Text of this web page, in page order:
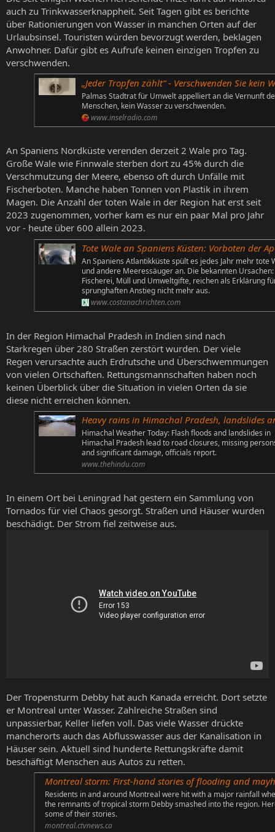
auch zu Trinkwasserknappheit. Seit Tagen gibt es berichte
über Rationierungen von Wasser in manchen Orten auf der
Urlaubsinsel. Touristen würden bevorzugt werden, beklagen
Anwohner. Dafür gibt es Aufrufe keinen einzigen Tropfen zu
verschwenden.
„Jeder Tropfen zählt“ - Verschwenden Sie kein
Palmas Stadtrat für Umwelt appelliert an die Vernunft
Menschen, kein Wasser zu verschwenden.
www.inselradio.com
An Spaniens Nordküste verenden derzeit 2 Wale pro Tag.
Große Wale wie Finnwale sterben dort zu 45% durch die
Verschmutzung der Meere, ebenso oft durch Unfälle mit
Fischerboten. Manche haben Tonnen von Plastik in ihrem
Magen. Die Anzahl der toten Wale in der Region hat erst seit
2023 zugenommen, vorher kam es nur ein paar Mal pro Jahr
vor - heute über 600 allein 2023.
Tote Wale an Spaniens Küsten: Vorboten der Apokalypse - Massiver Anstieg in
An Spaniens Atlantikküste spült es jedes Jahr mehr tote
und andere Meeressäuger an. Die bekannten Ursachen:
Fischerei, Müll und Umweltgifte, reichen als Erklärung
sprunghaften Anstieg nicht mehr aus.
www.costanachrichten.com
In der Region Himachal Pradesh in Indien sind nach
Starkregen über 280 Straßen zerstört wurden. Der viele
Regen verursachte auch Erdrutsche und Überschwemmungen
von vielen Ortschaften. Rettungsmannschaften haben noch
keinen Überblick über die Situation in vielen Orten da sie
diese nicht erreichen können.
Heavy rains in Himachal Pradesh, landslides and flash floods block 288
Himachal Weather Today: Flash floods and landslides in
Himachal Pradesh lead to road closures, missing
and significant damage, officials report.
www.thehindu.com
In einem Ort bei Leningrad hat gestern ein Sammlung von
Tornados für viel Chaos gesorgt. Straßen und Häuser wurden
beschädigt. Der Strom fiel zeitweise aus.
Der Tropensturm Debby hat auch Kanada erreicht. Dort setzte
er Montreal unter Wasser. Zahlreiche Straßen sind
unpassierbar, Keller liefen voll. Das viele Wasser drückte
mancherorts auch das Abflusswasser aus der Kanalisation in
Häuser sein. Aktuell sind hunderte Rettungskräfte damit
beschäftigt Menschen aus Autos zu retten.
Montreal storm: First-hand stories of flooding and
Residents in and around Montreal were hit with a major rainfall
the remnants of tropical storm Debby smashed into the region.
some of their stories.
montreal.ctvnews.ca